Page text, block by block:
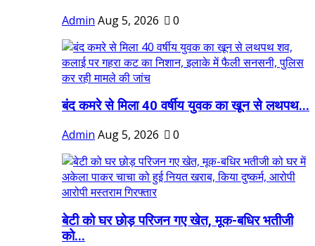
Admin Aug 5, 2026 0
बंद कमरे से मिला 40 वर्षीय युवक का खून से लथपथ...
Admin Aug 5, 2026 0
बेटी को घर छोड़ परिजन गए खेत, मूक-बधिर भतीजी
को...